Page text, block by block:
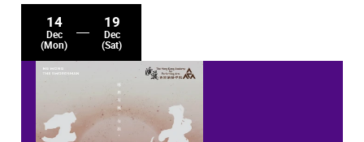
14
Dec
(Mon)
19
Dec
(Sat)